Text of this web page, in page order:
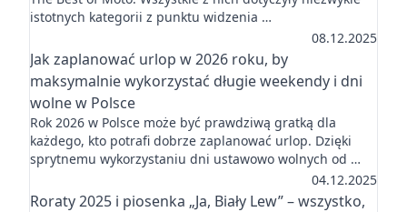
istotnych kategorii z punktu widzenia …
08.12.2025
Jak zaplanować urlop w 2026 roku, by
maksymalnie wykorzystać długie weekendy i dni
wolne w Polsce
Rok 2026 w Polsce może być prawdziwą gratką dla
każdego, kto potrafi dobrze zaplanować urlop. Dzięki
sprytnemu wykorzystaniu dni ustawowo wolnych od …
04.12.2025
Roraty 2025 i piosenka „Ja, Biały Lew” – wszystko,